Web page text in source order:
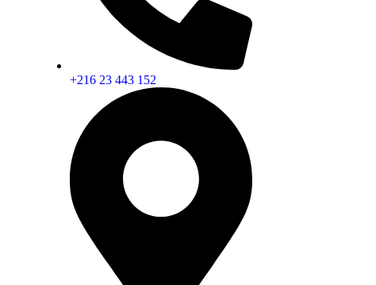
+216 23 443 152